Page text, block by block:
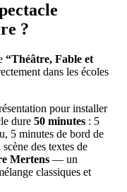
?
“Théâtre, Fable et
dans les écoles
pour installer
dure 50 minutes : 5
5 minutes de bord de
des textes de
Mertens — un
classiques et